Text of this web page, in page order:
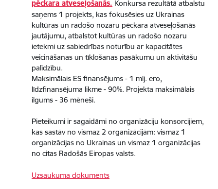
pēckara atveseļošanās. Konkursa rezultātā atbalstu
saņems 1 projekts, kas fokusēsies uz Ukrainas
kultūras un radošo nozaru pēckara atveseļošanās
jautājumu, atbalstot kultūras un radošo nozaru
ietekmi uz sabiedrības noturību ar kapacitātes
veicināšanas un tīklošanas pasākumu un aktivitāšu
palīdzību.
Maksimālais ES finansējums - 1 mlj. ero,
līdzfinansējuma likme - 90%. Projekta maksimālais
ilgums - 36 mēneši.
Pieteikumi ir sagaidāmi no organizāciju konsorcijiem,
kas sastāv no vismaz 2 organizācijām: vismaz 1
organizācijas no Ukrainas un vismaz 1 organizācijas
no citas Radošās Eiropas valsts.
Uzsaukuma dokuments